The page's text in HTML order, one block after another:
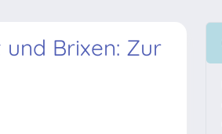
Brixen: Zur